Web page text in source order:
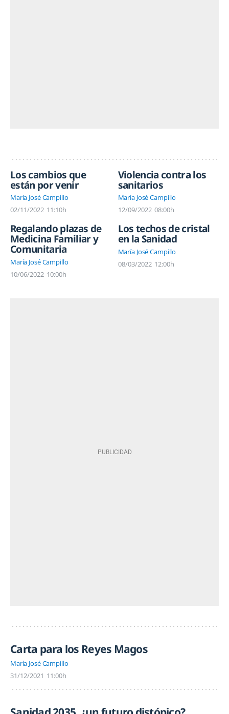
Los cambios que
están por venir
María José Campillo
02/11/2022 11:10h
Violencia contra los
sanitarios
María José Campillo
12/09/2022 08:00h
Regalando plazas de
Medicina Familiar y
Comunitaria
María José Campillo
10/06/2022 10:00h
Los techos de cristal
en la Sanidad
María José Campillo
08/03/2022 12:00h
Carta para los Reyes Magos
María José Campillo
31/12/2021 11:00h